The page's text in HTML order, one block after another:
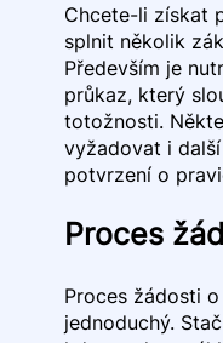
Chcete-li získat
splnit několik
Především je
průkaz, který
totožnosti.
vyžadovat i
potvrzení o
Proces
Proces žádosti
jednoduchý.